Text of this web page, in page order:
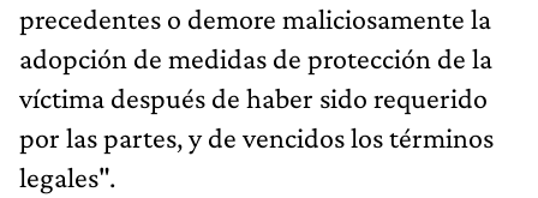
precedentes o demore maliciosamente la
adopción de medidas de protección de la
víctima después de haber sido requerido
por las partes, y de vencidos los términos
legales".